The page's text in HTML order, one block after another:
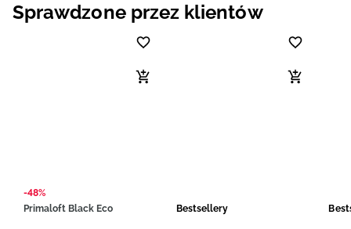
Sprawdzone przez klientów
-48%
Primaloft Black Eco
Bestsellery